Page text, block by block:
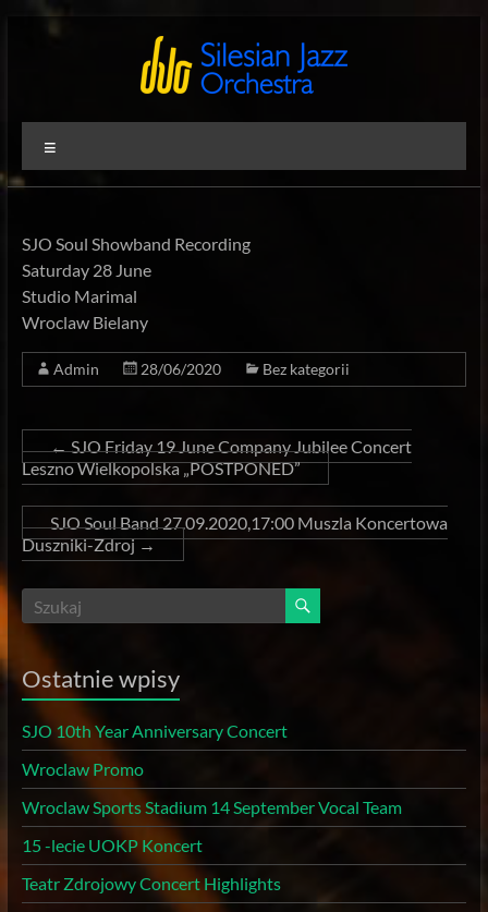
Silesian
Jazz
International
Performing
Artists
SJO Soul Showband Recording
Saturday 28 June
Studio Marimal
Wroclaw Bielany
Admin 28/06/2020 Bez kategorii
←SJO Friday 19 June Company Jubilee Concert
Leszno Wielkopolska „POSTPONED”
SJO Soul Band 27.09.2020,17:00 Muszla Koncertowa
Duszniki-Zdroj→
Ostatnie wpisy
SJO 10th Year Anniversary Concert
Wroclaw Promo
Wroclaw Sports Stadium 14 September Vocal Team
15 -lecie UOKP Koncert
Teatr Zdrojowy Concert Highlights